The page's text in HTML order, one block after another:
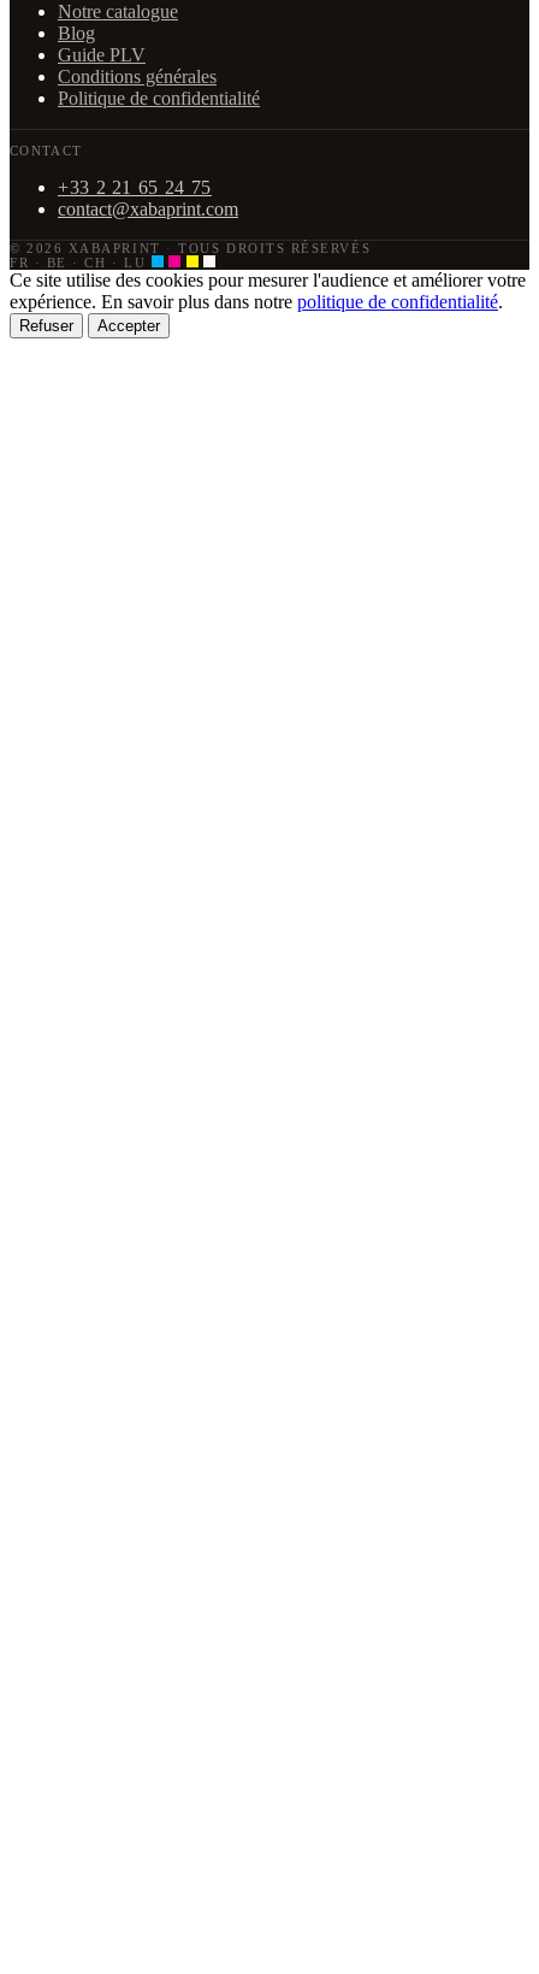
Notre catalogue
Blog
Guide PLV
Conditions générales
Politique de confidentialité
CONTACT
+33 2 21 65 24 75
contact@xabaprint.com
© 2026 XABAPRINT ·
TOUS DROITS RÉSERVÉS
FR · BE · CH · LU
Ce site utilise des cookies pour mesurer l'audience et améliorer votre
expérience. En savoir plus dans notre politique de confidentialité.
Refuser Accepter